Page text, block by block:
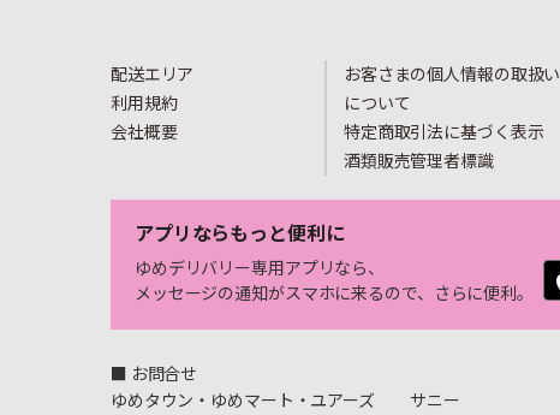
配送エリア
利用規約
会社概要
お客さまの個人情報の取扱い
について
特定商取引法に基づく表示
酒類販売管理者標識
アプリならもっと便利に
ゆめデリバリー専用アプリなら、
メッセージの通知がスマホに来るので、さらに便利。
■ お問合せ
ゆめタウン・ゆめマート・ユアーズ
サニー